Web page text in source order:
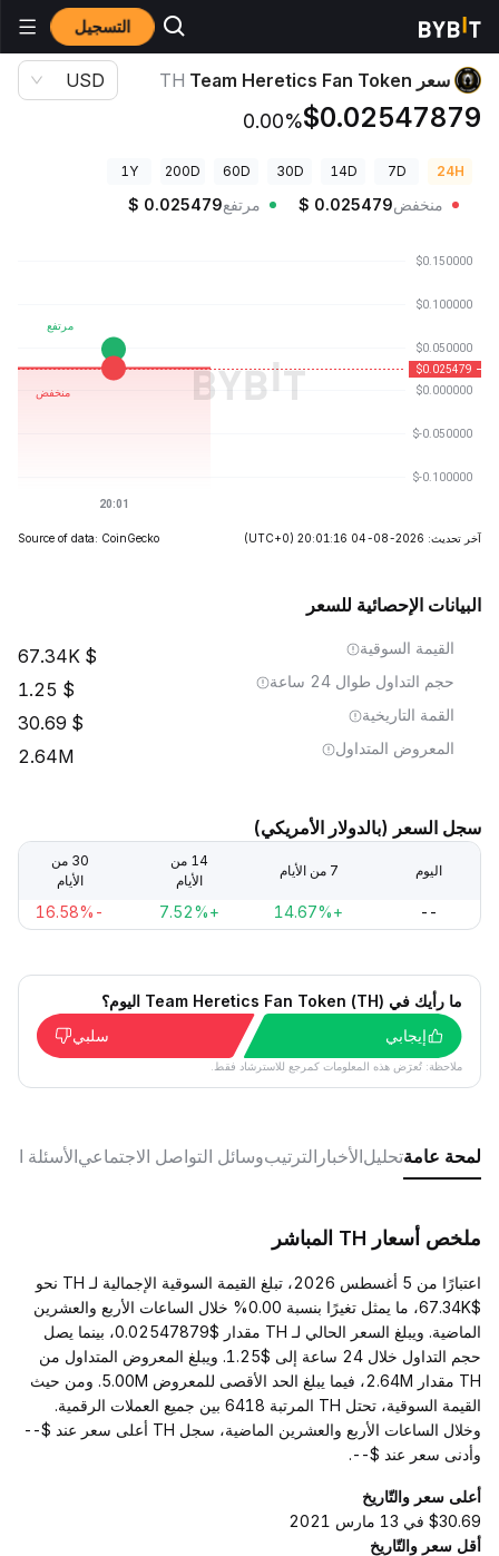
التسجيل أسعار العملات الرقمية
سعر Team Heretics Fan Token TH
$0.02547879
0.00%
USD
24H
7D
14D
30D
60D
200D
1Y
منخفض $ 0.025479 مرتفع $ 0.025479
آخر تحديث: 2026-08-04 20:01:16 (UTC+0)
Source of data: CoinGecko
البيانات الإحصائية للسعر
القيمة السوقية 67.34K
حجم التداول طوال 24 ساعة 1.25
القمة التاريخية 30.69
المعروض المتداول 2.64M
سجل السعر (بالدولار الأمريكي)
اليوم 7 من الأيام
14 من
الأيام
30 من
الأيام
--
+14.67%
+7.52%
-16.58%
ما رأيك في Team Heretics Fan Token (TH) اليوم؟
إيجابي
سلبي
ملاحظة: تُعرَض هذه المعلومات كمرجع للاسترشاد فقط.
لمحة عامةتحليلالأخبار الترتيبوسائل التواصل الاجتماعيالأسئلة
ملخص أسعار TH المباشر
اعتبارًا من 5 أغسطس 2026، تبلغ القيمة السوقية الإجمالية لـ TH نحو
$67.34K، ما يمثل تغيرًا بنسبة 0.00% خلال الساعات الأربع والعشرين
الماضية. ويبلغ السعر الحالي لـ TH مقدار $0.02547879، بينما يصل
حجم التداول خلال 24 ساعة إلى $1.25. ويبلغ المعروض المتداول من
TH مقدار 2.64M، فيما يبلغ الحد الأقصى للمعروض 5.00M. ومن حيث
القيمة السوقية، تحتل TH المرتبة 6418 بين جميع العملات الرقمية.
وخلال الساعات الأربع والعشرين الماضية، سجل TH أعلى سعر عند $--
وأدنى سعر عند $--.
أعلى سعر والتّاريخ
$30.69 في 13 مارس 2021
أقل سعر والتّاريخ